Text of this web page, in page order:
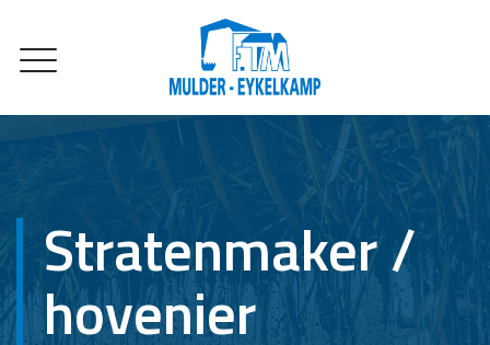
Stratenmaker /
hovenier